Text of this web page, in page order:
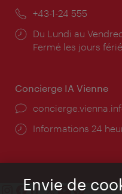
Téléphone:
+43-1-24 555
Horaires
d'ouverture:
Du Lundi au
Fermé les jours
Concierge IA Vienne
Ort:
Öffnungszeiten:
Informations 24
Envie de